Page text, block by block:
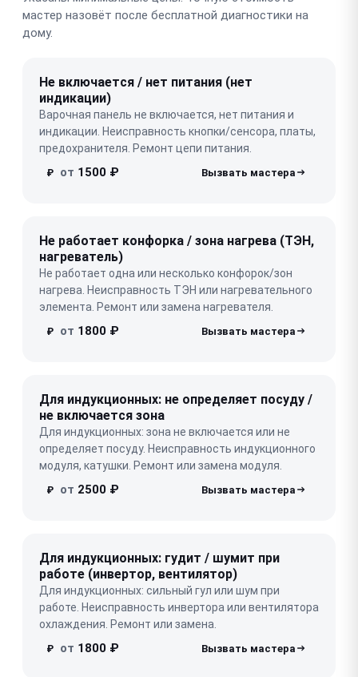
мастер назовёт после бесплатной диагностики на
дому.
Не включается / нет питания (нет
индикации)
Варочная панель не включается, нет питания и
индикации. Неисправность кнопки/сенсора, платы,
предохранителя. Ремонт цепи питания.
₽ от 1500 ₽
Не работает конфорка / зона нагрева (ТЭН,
нагреватель)
Не работает одна или несколько конфорок/зон
нагрева. Неисправность ТЭН или нагревательного
элемента. Ремонт или замена нагревателя.
₽ от 1800 ₽
Для индукционных: не определяет посуду /
не включается зона
Для индукционных: зона не включается или не
определяет посуду. Неисправность индукционного
модуля, катушки. Ремонт или замена модуля.
₽ от 2500 ₽
Для индукционных: гудит / шумит при
работе (инвертор, вентилятор)
Для индукционных: сильный гул или шум при
работе. Неисправность инвертора или вентилятора
охлаждения. Ремонт или замена.
₽ от 1800 ₽